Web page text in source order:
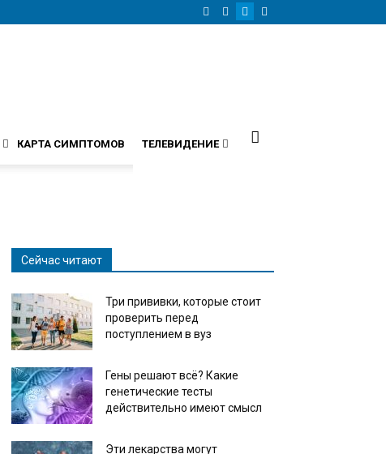
КАРТА СИМПТОМОВ ТЕЛЕВИДЕНИЕ
Сейчас читают
Три прививки, которые стоит
проверить перед
поступлением в вуз
Гены решают всё? Какие
генетические тесты
действительно имеют смысл
Эти лекарства могут